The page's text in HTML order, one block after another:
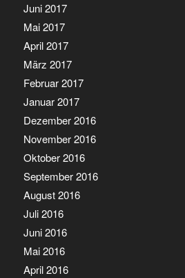
Juni 2017
Mai 2017
April 2017
März 2017
Februar 2017
Januar 2017
Dezember 2016
November 2016
Oktober 2016
September 2016
August 2016
Juli 2016
Juni 2016
Mai 2016
April 2016